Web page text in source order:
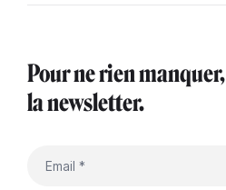
Pour ne rien
la newsletter.